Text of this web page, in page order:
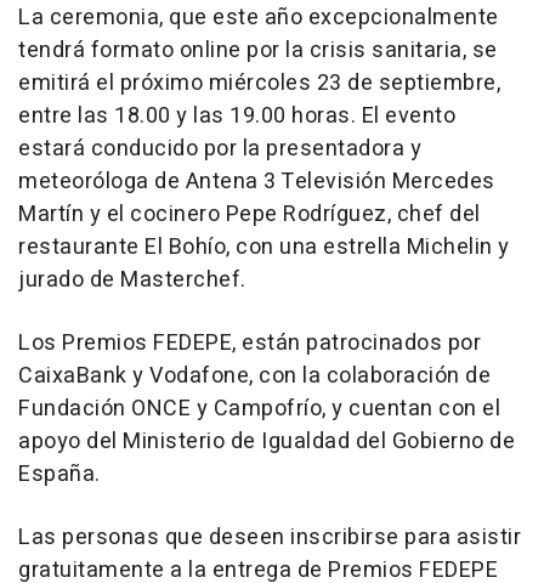
La ceremonia, que este año excepcionalmente
tendrá formato online por la crisis sanitaria, se
emitirá el próximo miércoles 23 de septiembre,
entre las 18.00 y las 19.00 horas. El evento
estará conducido por la presentadora y
meteoróloga de Antena 3 Televisión Mercedes
Martín y el cocinero Pepe Rodríguez, chef del
restaurante El Bohío, con una estrella Michelin y
jurado de Masterchef.
Los Premios FEDEPE, están patrocinados por
CaixaBank y Vodafone, con la colaboración de
Fundación ONCE y Campofrío, y cuentan con el
apoyo del Ministerio de Igualdad del Gobierno de
España.
Las personas que deseen inscribirse para asistir
gratuitamente a la entrega de Premios FEDEPE